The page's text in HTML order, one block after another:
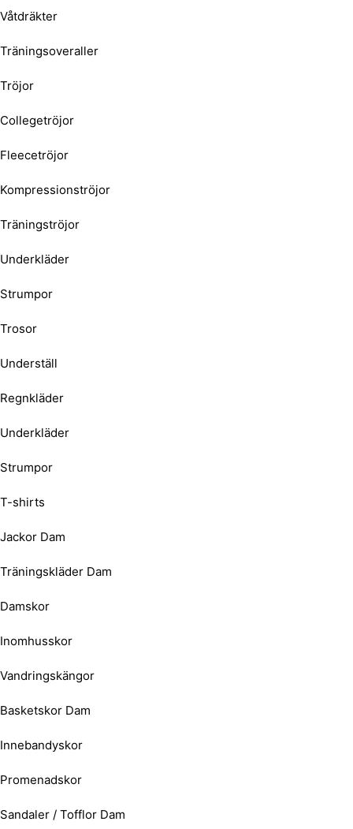
Våtdräkter
Träningsoveraller
Tröjor
Collegetröjor
Fleecetröjor
Kompressionströjor
Träningströjor
Underkläder
Strumpor
Trosor
Underställ
Regnkläder
Underkläder
Strumpor
T-shirts
Jackor Dam
Träningskläder Dam
Damskor
Inomhusskor
Vandringskängor
Basketskor Dam
Innebandyskor
Promenadskor
Sandaler / Tofflor Dam